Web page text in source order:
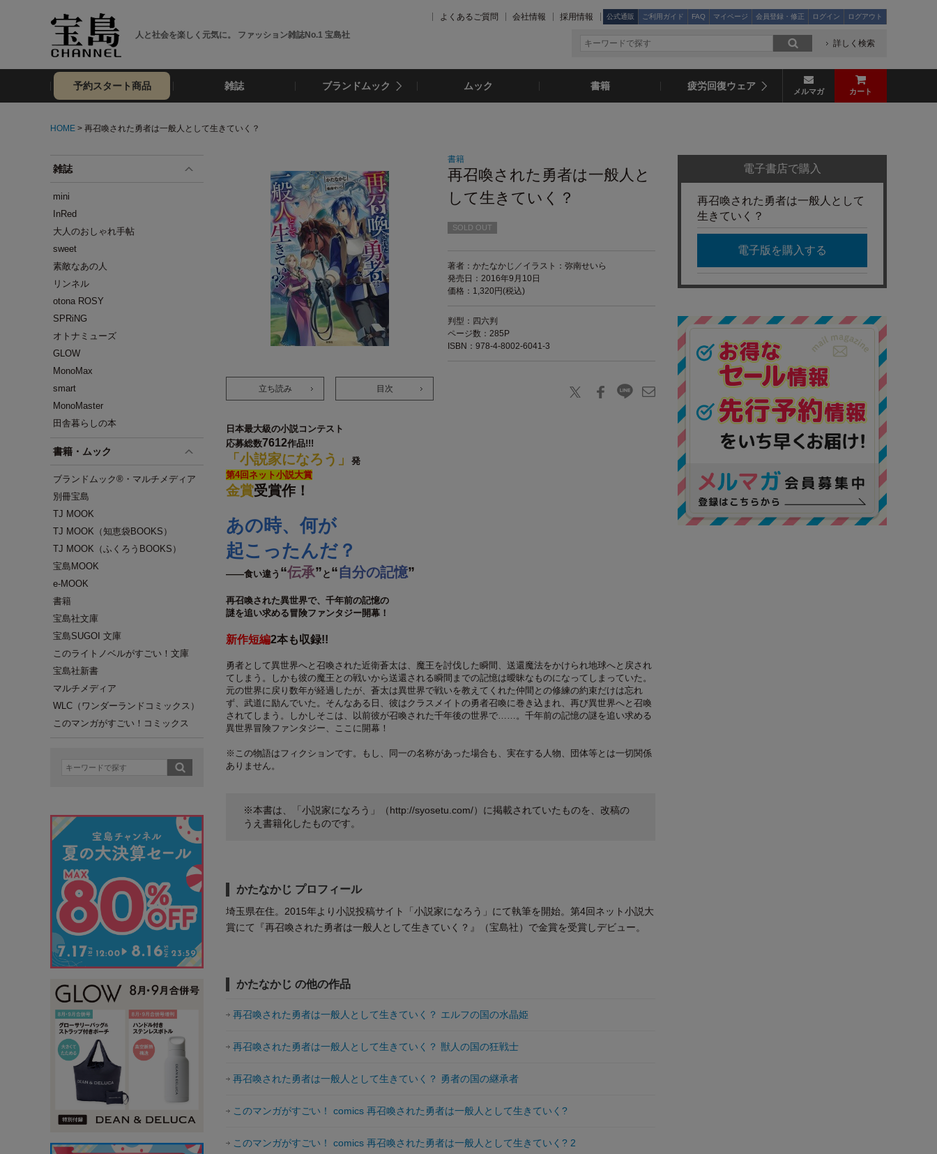
人と社会を楽しく元気に。 ファッション雑誌No.1 宝島社
よくあるご質問 会社情報 採用情報 公式通販 ご利用ガイド FAQ マイページ 会員登録・修正 ログイン ログアウト
詳しく検索
予約スタート商品 雑誌 ブランドムック ムック 書籍 疲労回復ウェア メルマガ カート
HOME > 再召喚された勇者は一般人として生きていく？
雑誌
mini
InRed
大人のおしゃれ手帖
sweet
素敵なあの人
リンネル
otona ROSY
SPRiNG
オトナミューズ
GLOW
MonoMax
smart
MonoMaster
田舎暮らしの本
書籍・ムック
ブランドムック®・マルチメディア
別冊宝島
TJ MOOK
TJ MOOK（知恵袋BOOKS）
TJ MOOK（ふくろうBOOKS）
宝島MOOK
e-MOOK
書籍
宝島社文庫
宝島SUGOI 文庫
このライトノベルがすごい！文庫
宝島社新書
マルチメディア
WLC（ワンダーランドコミックス）
このマンガがすごい！コミックス
立ち読み 目次
書籍
再召喚された勇者は一般人と
して生きていく？
SOLD OUT
著者：かたなかじ／イラスト：弥南せいら
発売日：2016年9月10日
価格：1,320円(税込)
判型：四六判
ページ数：285P
ISBN：978-4-8002-6041-3
日本最大級の小説コンテスト
応募総数7612作品!!!
「小説家になろう」
発
第4回ネット小説大賞
金賞受賞作！
あの時、何が
起こったんだ？
――食い違う “伝承” と “自分の記憶”
再召喚された異世界で、千年前の記憶の
謎を追い求める冒険ファンタジー開幕！
新作短編2本も収録!!
勇者として異世界へと召喚された近衛蒼太は、魔王を討伐した瞬間、送還魔法をかけられ地球へと戻され
てしまう。しかも彼の魔王との戦いから送還される瞬間までの記憶は曖昧なものになってしまっていた。
元の世界に戻り数年が経過したが、蒼太は異世界で戦いを教えてくれた仲間との修練の約束だけは忘れ
ず、武道に励んでいた。そんなある日、彼はクラスメイトの勇者召喚に巻き込まれ、再び異世界へと召喚
されてしまう。しかしそこは、以前彼が召喚された千年後の世界で……。千年前の記憶の謎を追い求める
異世界冒険ファンタジー、ここに開幕！
※この物語はフィクションです。もし、同一の名称があった場合も、実在する人物、団体等とは一切関係
ありません。
※本書は、「小説家になろう」（http://syosetu.com/）に掲載されていたものを、改稿の
うえ書籍化したものです。
かたなかじ プロフィール
埼玉県在住。2015年より小説投稿サイト「小説家になろう」にて執筆を開始。第4回ネット小説大
賞にて『再召喚された勇者は一般人として生きていく？』（宝島社）で金賞を受賞しデビュー。
かたなかじ の他の作品
再召喚された勇者は一般人として生きていく？ エルフの国の水晶姫
再召喚された勇者は一般人として生きていく？ 獣人の国の狂戦士
再召喚された勇者は一般人として生きていく？ 勇者の国の継承者
このマンガがすごい！ comics 再召喚された勇者は一般人として生きていく?
このマンガがすごい！ comics 再召喚された勇者は一般人として生きていく? 2
電子書店で購入
再召喚された勇者は一般人として
生きていく？
電子版を購入する